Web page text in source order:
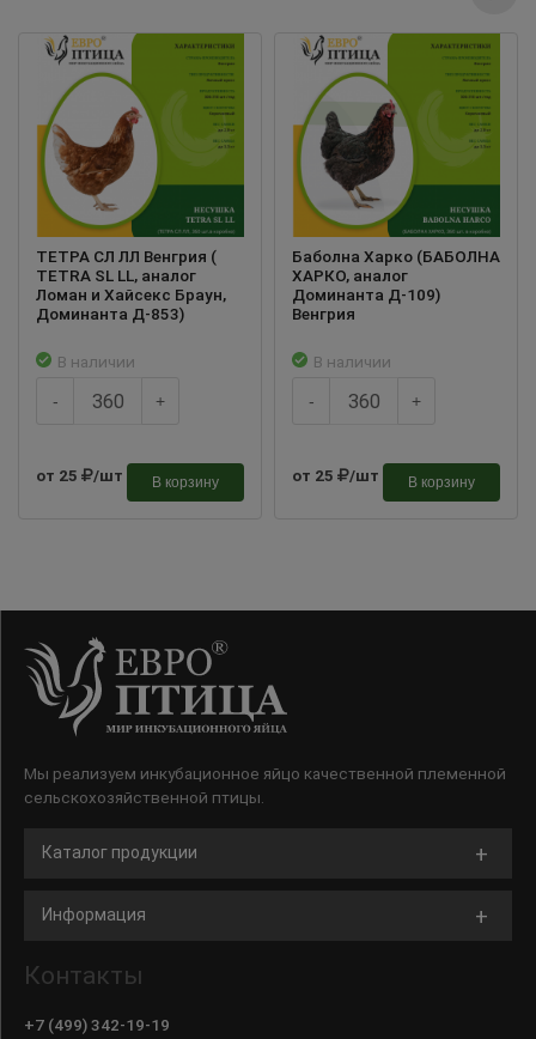
ТЕТРА СЛ ЛЛ Венгрия (
TETRA SL LL, аналог
Ломан и Хайсекс Браун,
Доминанта Д-853)
В наличии
- +
от 25 /шт В корзину
Баболна Харко (БАБОЛНА
ХАРКО, аналог
Доминанта Д-109)
Венгрия
В наличии
- +
от 25 /шт В корзину
Мы реализуем инкубационное яйцо качественной племенной
сельскохозяйственной птицы.
Каталог продукции
Информация
Контакты
+7 (499) 342-19-19